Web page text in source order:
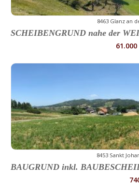
8463 Glanz an
SCHEIBENGRUND nahe der
8453 Sankt
BAUGRUND inkl.